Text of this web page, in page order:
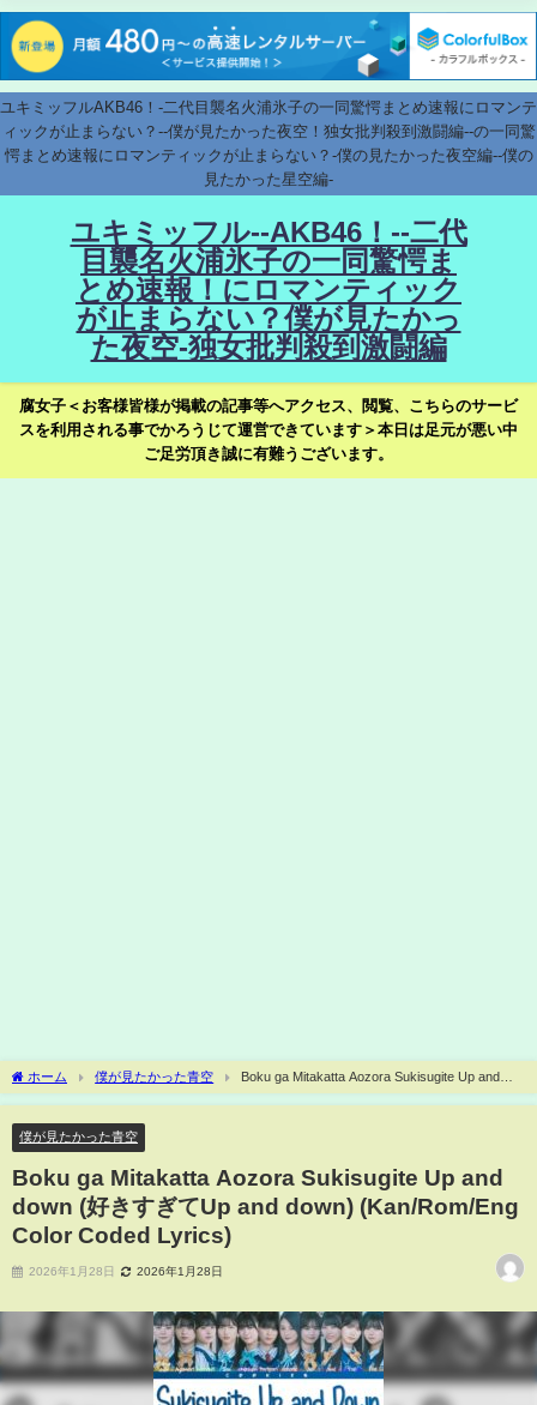
ユキミッフルAKB46！-二代目襲名火浦氷子の一同驚愕まとめ速報にロマンテ
ィックが止まらない？--僕が見たかった夜空！独女批判殺到激闘編--の一同驚
愕まとめ速報にロマンティックが止まらない？-僕の見たかった夜空編--僕の
見たかった星空編-
ユキミッフル--AKB46！--二代
目襲名火浦氷子の一同驚愕ま
とめ速報！にロマンティック
が止まらない？僕が見たかっ
た夜空-独女批判殺到激闘編
腐女子＜お客様皆様が掲載の記事等へアクセス、閲覧、こちらのサービ
スを利用される事でかろうじて運営できています＞本日は足元が悪い中
ご足労頂き誠に有難うございます。
ホーム 僕が見たかった青空
Boku ga Mitakatta Aozora Sukisugite Up and
down (好きすぎてUp and down) (Kan/Rom/Eng Color Coded Lyrics)
僕が見たかった青空
Boku ga Mitakatta Aozora Sukisugite Up and
down (好きすぎてUp and down) (Kan/Rom/Eng
Color Coded Lyrics)
2026年1月28日 2026年1月28日